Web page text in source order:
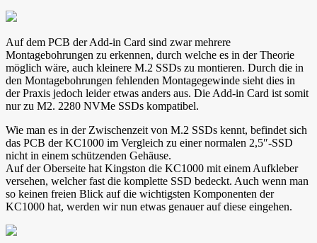
Auf dem PCB der Add-in Card sind zwar mehrere
Montagebohrungen zu erkennen, durch welche es in der Theorie
möglich wäre, auch kleinere M.2 SSDs zu montieren. Durch die in
den Montagebohrungen fehlenden Montagegewinde sieht dies in
der Praxis jedoch leider etwas anders aus. Die Add-in Card ist somit
nur zu M2. 2280 NVMe SSDs kompatibel.
Wie man es in der Zwischenzeit von M.2 SSDs kennt, befindet sich
das PCB der KC1000 im Vergleich zu einer normalen 2,5″-SSD
nicht in einem schützenden Gehäuse.
Auf der Oberseite hat Kingston die KC1000 mit einem Aufkleber
versehen, welcher fast die komplette SSD bedeckt. Auch wenn man
so keinen freien Blick auf die wichtigsten Komponenten der
KC1000 hat, werden wir nun etwas genauer auf diese eingehen.